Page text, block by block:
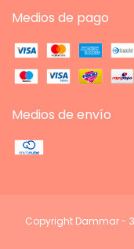
Medios de pago
Medios de envío
Copyright Dammar -